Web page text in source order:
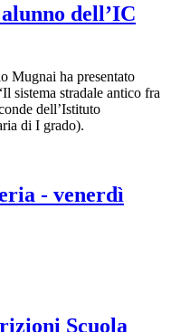
dell’IC
Mugnai ha presentato
sistema stradale antico fra
dell’Istituto
di I grado).
- venerdì
Scuola